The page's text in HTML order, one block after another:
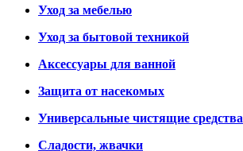
Уход за мебелью
Уход за бытовой техникой
Аксессуары для ванной
Защита от насекомых
Универсальные чистящие средства
Сладости, жвачки